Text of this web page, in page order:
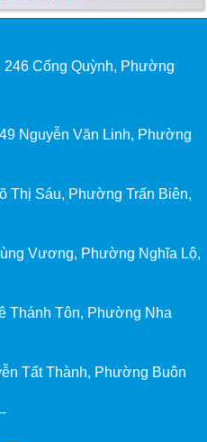
Cống Quỳnh, Phường
Nguyễn Văn Linh, Phường
Thị Sáu, Phường Trấn Biên,
Vương, Phường Nghĩa Lộ,
Thánh Tôn, Phường Nha
Tất Thành, Phường Buôn